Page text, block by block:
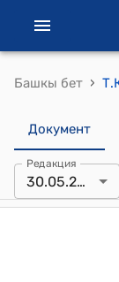
Башкы бет ›
Документ
Редакция
30.05.2025